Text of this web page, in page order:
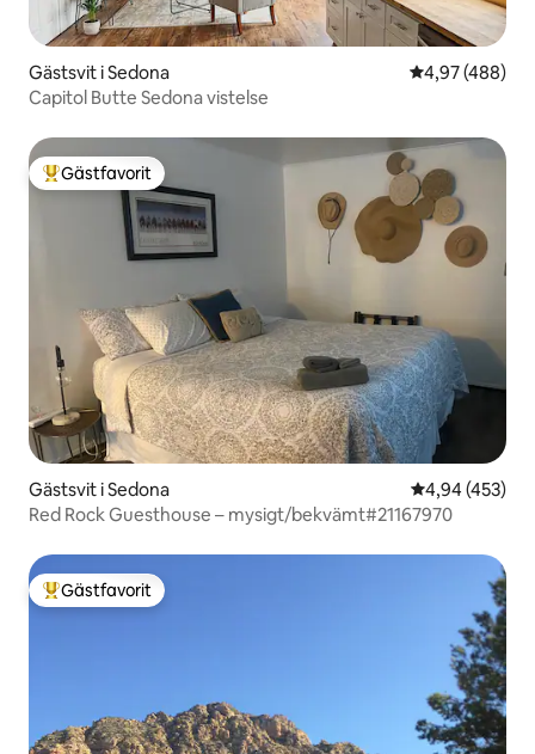
Gästsvit i Sedona 4,97 av 5 i
4,97 (488)
Capitol Butte Sedona vistelse
Populär gästfavorit
Gästfavorit
Gästsvit i Sedona 4,94 av 5 i
4,94 (453)
Red Rock Guesthouse – mysigt/bekvämt#21167970
Populär gästfavorit
Gästfavorit